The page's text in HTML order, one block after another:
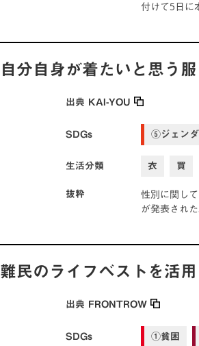
付けて5日に
自分自身が着たいと思う
出典 KAI-YOU
SDGs ⑤ジェンダ
生活分類 衣 買
抜粋
性別に関し
が発表され
難民のライフベストを活
出典 FRONTROW
SDGs ①貧困